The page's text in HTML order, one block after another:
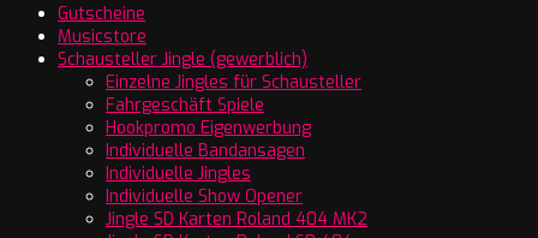
Gutscheine
Musicstore
Schausteller Jingle (gewerblich)
Einzelne Jingles für Schausteller
Fahrgeschäft Spiele
Hookpromo Eigenwerbung
Individuelle Bandansagen
Individuelle Jingles
Individuelle Show Opener
Jingle SD Karten Roland 404 MK2